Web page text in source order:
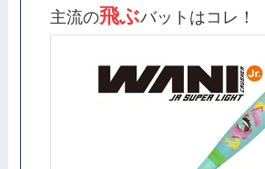
主流の飛ぶバットはコレ！